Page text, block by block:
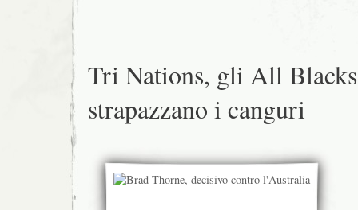
Tri Nations, gli All Blacks
strapazzano i canguri